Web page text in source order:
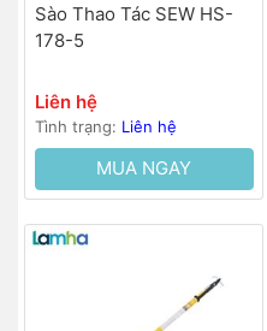
Sào Thao Tác SEW HS-
178-5
Liên hệ
Tình trạng: Liên hệ
MUA NGAY